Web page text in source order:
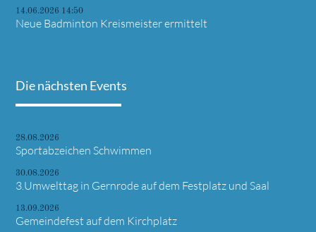
14.06.2026 14:50
Neue Badminton Kreismeister ermittelt
Die nächsten Events
28.08.2026
Sportabzeichen Schwimmen
30.08.2026
3.Umwelttag in Gernrode auf dem Festplatz und Saal
13.09.2026
Gemeindefest auf dem Kirchplatz